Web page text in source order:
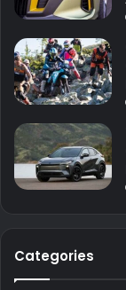
Categories